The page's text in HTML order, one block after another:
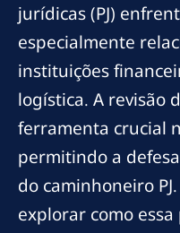
jurídicas (PJ)
especialmente
instituições
logística. A revisão
ferramenta crucial
permitindo a
do caminhoneiro
explorar como